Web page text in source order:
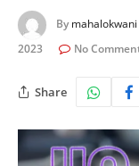
By mahalokwani
2023
No
Share